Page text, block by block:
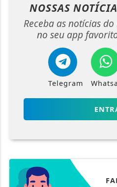
NOSSAS
Receba as notícias
no seu app
Telegram